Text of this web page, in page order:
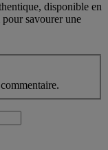
disponible en
savourer une